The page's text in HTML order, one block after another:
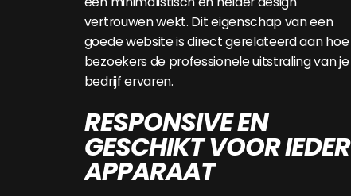
vertrouwen wekt. Dit eigenschap van een
goede website is direct gerelateerd aan hoe
bezoekers de professionele uitstraling van je
bedrijf ervaren.
RESPONSIVE EN
GESCHIKT VOOR IEDER
APPARAAT